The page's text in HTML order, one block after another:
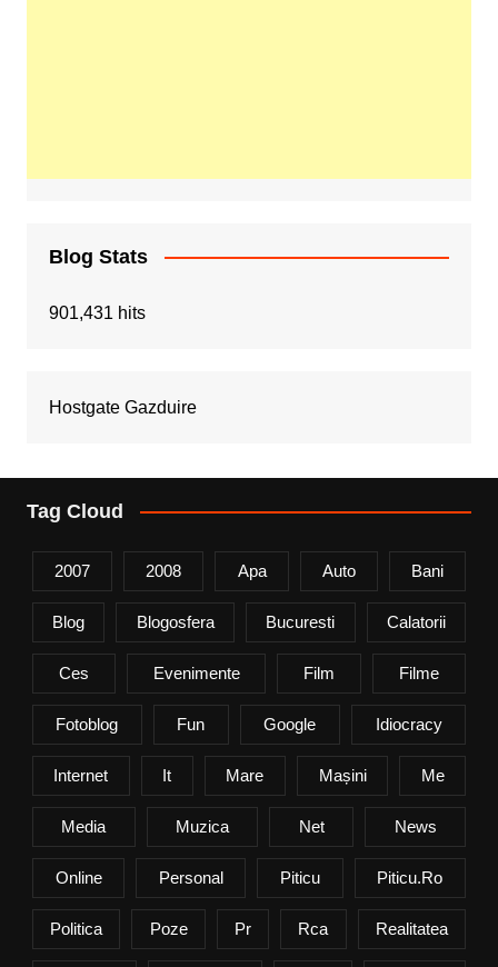
Blog Stats
901,431 hits
Hostgate Gazduire
Tag Cloud
2007 2008 Apa Auto Bani
Blog Blogosfera Bucuresti Calatorii
Ces Evenimente Film Filme
Fotoblog Fun Google Idiocracy
Internet It Mare Mașini Me
Media Muzica Net News
Online Personal Piticu Piticu.ro
Politica Poze Pr Rca Realitatea